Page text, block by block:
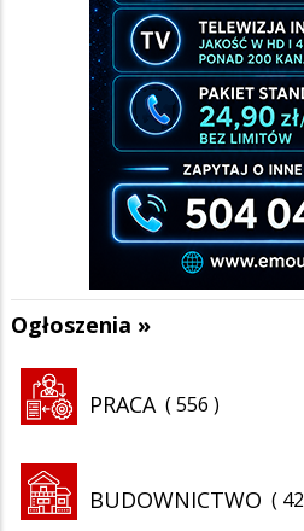
Ogłoszenia »
PRACA 556
BUDOWNICTWO 42